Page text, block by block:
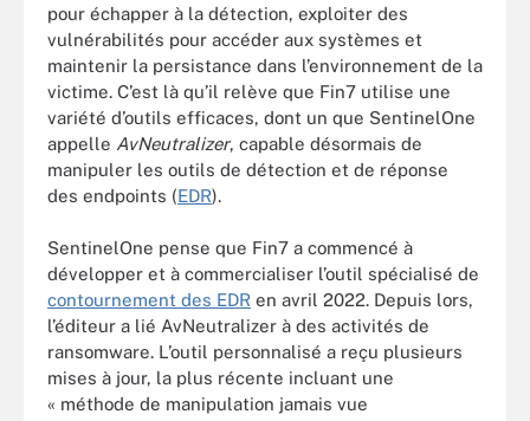
pour échapper à la détection, exploiter des
vulnérabilités pour accéder aux systèmes et
maintenir la persistance dans l’environnement de la
victime. C’est là qu’il relève que Fin7 utilise une
variété d’outils efficaces, dont un que SentinelOne
appelle AvNeutralizer, capable désormais de
manipuler les outils de détection et de réponse
des endpoints (EDR).
SentinelOne pense que Fin7 a commencé à
développer et à commercialiser l’outil spécialisé de
contournement des EDR en avril 2022. Depuis lors,
l’éditeur a lié AvNeutralizer à des activités de
ransomware. L’outil personnalisé a reçu plusieurs
mises à jour, la plus récente incluant une
« méthode de manipulation jamais vue